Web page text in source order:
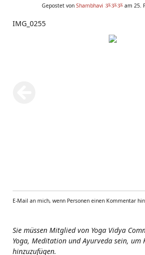
Gepostet von Shambhavi ૐૐૐ am 25.
IMG_0255
E-Mail an mich, wenn Personen einen Kommentar
Sie müssen Mitglied von Yoga Vidya
Yoga, Meditation und Ayurveda sein, um
hinzuzufügen.